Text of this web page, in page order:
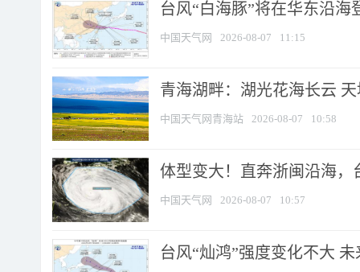
台风“白海豚”将在华东沿
中国天气网 2026-08-07 11:15
青海湖畔：湖光花海长云
中国天气网青海站 2026-08-07 10:58
体型变大！直奔浙闽沿海，
中国天气网 2026-08-07 10:57
台风“灿鸿”强度变化不大